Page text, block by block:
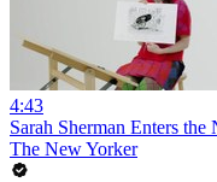
4:43
Sarah Sherman Enters
The New Yorker